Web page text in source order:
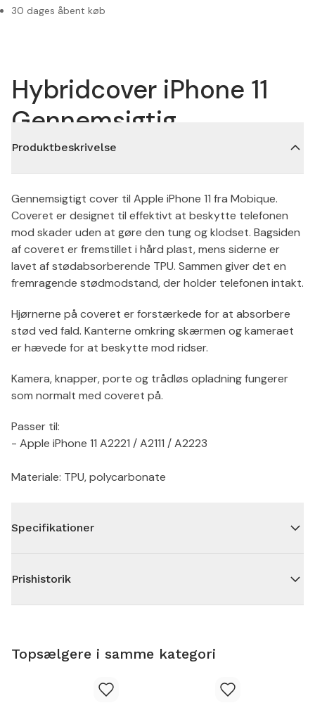
30 dages åbent køb
Hybridcover iPhone 11
Gennemsigtig
Produktbeskrivelse
Gennemsigtigt cover til Apple iPhone 11 fra Mobique.
Coveret er designet til effektivt at beskytte telefonen
mod skader uden at gøre den tung og klodset. Bagsiden
af coveret er fremstillet i hård plast, mens siderne er
lavet af stødabsorberende TPU. Sammen giver det en
fremragende stødmodstand, der holder telefonen intakt.
Hjørnerne på coveret er forstærkede for at absorbere
stød ved fald. Kanterne omkring skærmen og kameraet
er hævede for at beskytte mod ridser.
Kamera, knapper, porte og trådløs opladning fungerer
som normalt med coveret på.
Passer til:
- Apple iPhone 11 A2221 / A2111 / A2223
Materiale: TPU, polycarbonate
Specifikationer
Prishistorik
Topsælgere i samme kategori